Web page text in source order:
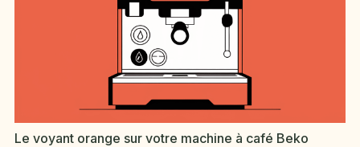
Le voyant orange sur votre machine à café Beko